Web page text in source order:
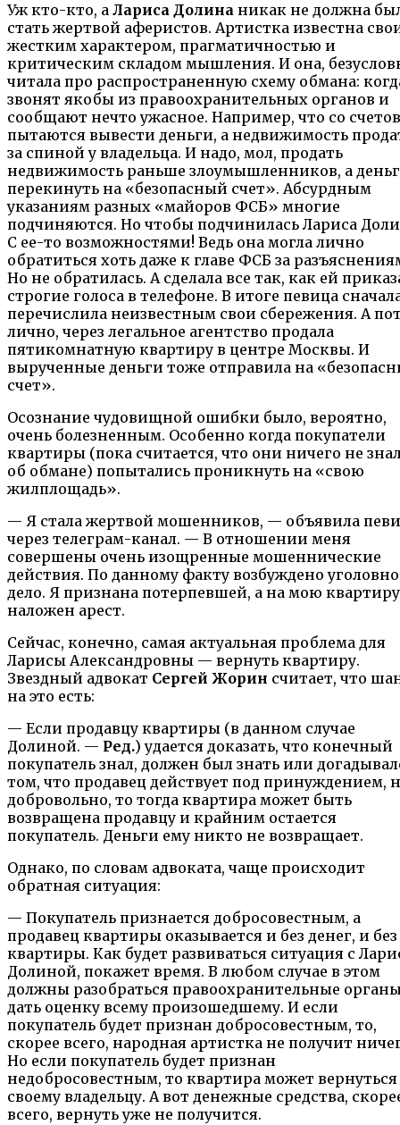
Уж кто-кто, а Лариса Долина никак не должна
стать жертвой аферистов. Артистка известна
жестким характером, прагматичностью и
критическим складом мышления. И она,
читала про распространенную схему обмана:
звонят якобы из правоохранительных органов и
сообщают нечто ужасное. Например, что со счетов
пытаются вывести деньги, а недвижимость
за спиной у владельца. И надо, мол, продать
недвижимость раньше зло­умышленников, а
перекинуть на «безопасный счет». Абсурдным
указаниям разных «майоров ФСБ» многие
подчиняются. Но чтобы подчинилась Лариса
С ее-то возможностями! Ведь она могла лично
обратиться хоть даже к главе ФСБ за
Но не обратилась. А сделала все так, как ей
строгие голоса в телефоне. В итоге певица
перечислила неизвестным свои сбережения. А
лично, через легальное агентство продала
пятикомнатную квартиру в центре Москвы. И
вырученные деньги тоже отправила на
счет».
Осознание чудовищной ошибки было, вероятно,
очень болезненным. Особенно когда покупатели
квартиры (пока считается, что они ничего не
об обмане) попытались проникнуть на «свою
жилплощадь».
— Я стала жертвой мошенников, — объявила
через телеграм-канал. — В отношении меня
совершены очень изощренные мошеннические
действия. По данному факту возбуждено
дело. Я признана потерпевшей, а на мою квартиру
наложен арест.
Сейчас, конечно, самая актуальная проблема для
Ларисы Александровны — вернуть квартиру.
Звездный адвокат Сергей Жорин считает, что
на это есть:
— Если продавцу квартиры (в данном случае
Долиной. — Ред.) удается доказать, что конечный
покупатель знал, должен был знать или
том, что продавец действует под принуждением,
добровольно, то тогда квартира может быть
возвращена продавцу и крайним остается
покупатель. Деньги ему никто не возвращает.
Однако, по словам адвоката, чаще происходит
обратная ситуация:
— Покупатель признается добросовестным, а
продавец квартиры оказывается и без денег, и без
квартиры. Как будет развиваться ситуация с
Долиной, покажет время. В любом случае в этом
должны разобраться правоохранительные
дать оценку всему произошедшему. И если
покупатель будет признан добросовестным, то,
скорее всего, народная артистка не получит
Но если покупатель будет признан
недобросовестным, то квартира может вернуться
своему владельцу. А вот денежные средства,
всего, вернуть уже не получится.